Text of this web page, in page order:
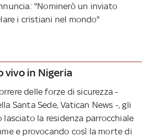
"Nominerò un inviato
i cristiani nel mondo"
vivo in Nigeria
delle forze di sicurezza -
Santa Sede, Vatican News -, gli
lasciato la residenza parrocchiale
e provocando così la morte di